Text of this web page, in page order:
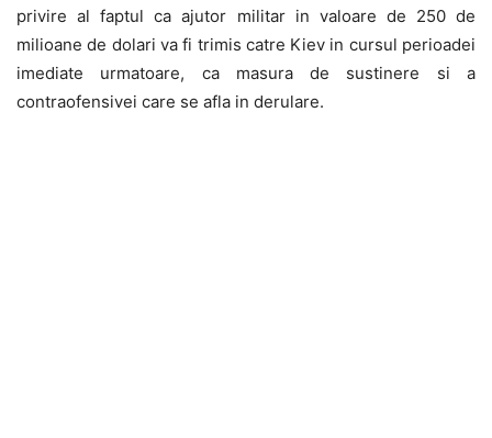
privire al faptul ca ajutor militar in valoare de 250 de
milioane de dolari va fi trimis catre Kiev in cursul perioadei
imediate urmatoare, ca masura de sustinere si a
contraofensivei care se afla in derulare.